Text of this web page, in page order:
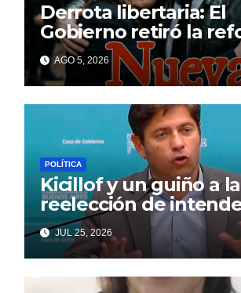
Derrota libertaria: El
Gobierno retiró la
la Ley de Tierras en el
Senado
AGO 5, 2026
POLÍTICA
Kicillof y un guiño a la
reelección de
que Cagliardi espera
JUL 25, 2026